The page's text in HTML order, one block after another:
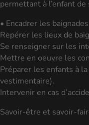
permettant à l’enfant de
• Encadrer les
Repérer les lieux de
Se renseigner sur les
Mettre en oeuvre les
Préparer les enfants à
vestimentaire).
Intervenir en cas
Savoir-être et savoir-